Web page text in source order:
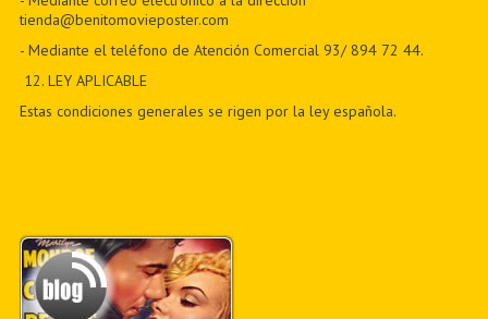
tienda@benitomovieposter.com
- Mediante el teléfono de Atención Comercial 93/ 894 72 44.
12. LEY APLICABLE
Estas condiciones generales se rigen por la ley española.